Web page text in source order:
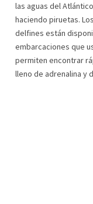
las aguas del
haciendo piruetas.
delfines están
embarcaciones que
permiten encontrar
lleno de adrenalina y